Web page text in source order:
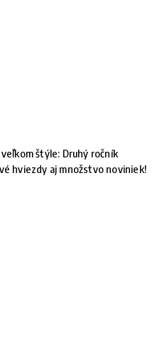
veľkom štýle: Druhý ročník
hviezdy aj množstvo noviniek!